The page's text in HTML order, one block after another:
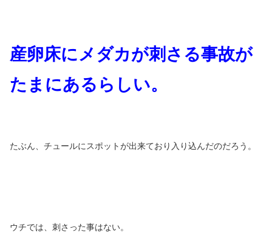
産卵床にメダカが刺さる事故が
たまにあるらしい。
たぶん、チュールにスポットが出来ており入り込んだのだろう。
ウチでは、刺さった事はない。